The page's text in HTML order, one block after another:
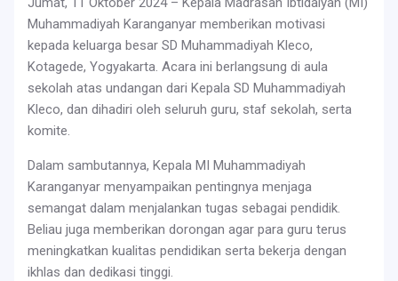
Muhammadiyah Karanganyar memberikan motivasi
kepada keluarga besar SD Muhammadiyah Kleco,
Kotagede, Yogyakarta. Acara ini berlangsung di aula
sekolah atas undangan dari Kepala SD Muhammadiyah
Kleco, dan dihadiri oleh seluruh guru, staf sekolah, serta
komite.
Dalam sambutannya, Kepala MI Muhammadiyah
Karanganyar menyampaikan pentingnya menjaga
semangat dalam menjalankan tugas sebagai pendidik.
Beliau juga memberikan dorongan agar para guru terus
meningkatkan kualitas pendidikan serta bekerja dengan
ikhlas dan dedikasi tinggi.